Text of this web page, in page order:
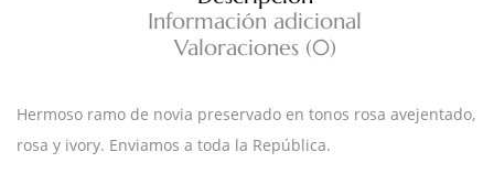
Información adicional
Valoraciones (0)
Hermoso ramo de novia preservado en tonos rosa avejentado,
rosa y ivory. Enviamos a toda la República.